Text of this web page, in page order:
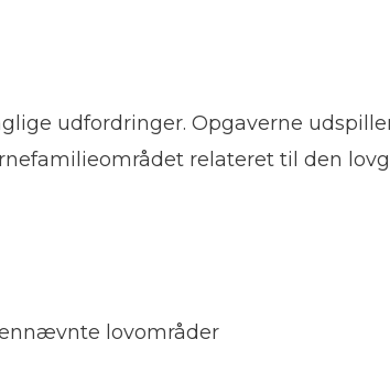
udfordringer. Opgaverne
relateret til den
lovområder